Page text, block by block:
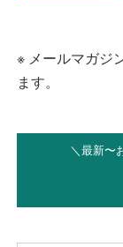
※ メールマガジ
ます。
＼最新〜